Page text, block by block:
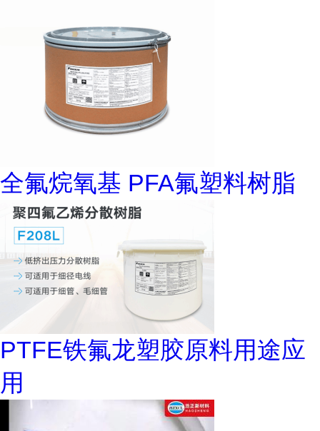
全氟烷氧基 PFA氟塑料树脂
PTFE铁氟龙塑胶原料用途应
用